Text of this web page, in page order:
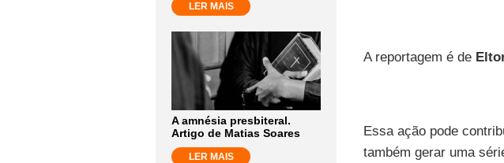
LER MAIS
A amnésia presbiteral.
Artigo de Matias Soares
LER MAIS
A reportagem é de
Essa ação pode
também gerar uma